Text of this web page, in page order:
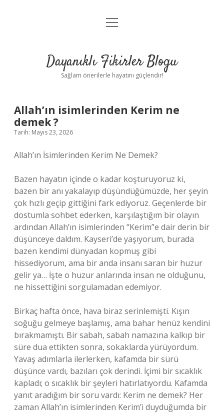
Anasayfa
Yasal Uyarı
menüyü
Dayanıklı Fikirler Blogu
Sağlam önerilerle hayatını güçlendir!
Allah’ın isimlerinden Kerim ne
demek ?
Tarih: Mayıs 23, 2026
Allah’ın İsimlerinden Kerim Ne Demek?
Bazen hayatın içinde o kadar koşturuyoruz ki,
bazen bir anı yakalayıp düşündüğümüzde, her şeyin
çok hızlı geçip gittiğini fark ediyoruz. Geçenlerde bir
dostumla sohbet ederken, karşılaştığım bir olayın
ardından Allah’ın isimlerinden “Kerim”e dair derin bir
düşünceye daldım. Kayseri’de yaşıyorum, burada
bazen kendimi dünyadan kopmuş gibi
hissediyorum, ama bir anda insanı saran bir huzur
gelir ya… İşte o huzur anlarında insan ne olduğunu,
ne hissettiğini sorgulamadan edemiyor.
Birkaç hafta önce, hava biraz serinlemişti. Kışın
soğuğu gelmeye başlamış, ama bahar henüz kendini
bırakmamıştı. Bir sabah, sabah namazına kalkıp bir
süre dua ettikten sonra, sokaklarda yürüyordum.
Yavaş adımlarla ilerlerken, kafamda bir sürü
düşünce vardı, bazıları çok derindi. İçimi bir sıcaklık
kapladı; o sıcaklık bir şeyleri hatırlatıyordu. Kafamda
yanıt aradığım bir soru vardı: Kerim ne demek? Her
zaman Allah’ın isimlerinden Kerim’i duyduğumda bir